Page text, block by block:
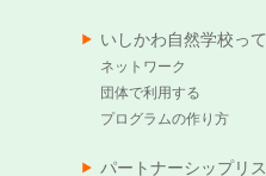
いしかわ自然学校って
ネットワーク
団体で利用する
プログラムの作り方
パートナーシップリス